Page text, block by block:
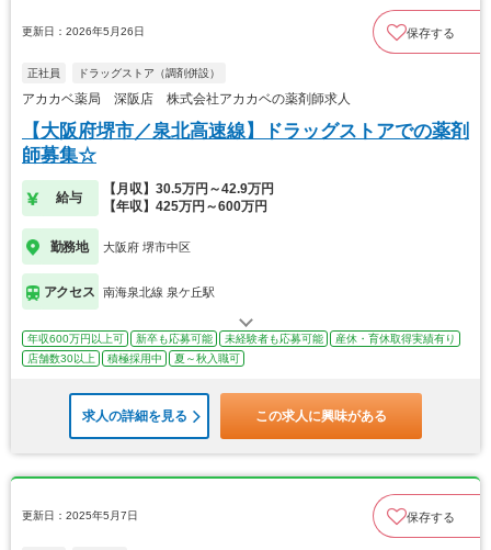
更新日：2026年5月26日 保存する
正社員 ドラッグストア（調剤併設）
アカカベ薬局 深阪店 株式会社アカカベの薬剤師求人
【大阪府堺市／泉北高速線】ドラッグストアでの薬剤
師募集☆
給与
【月収】30.5万円～42.9万円
【年収】425万円～600万円
勤務地 大阪府 堺市中区
アクセス 南海泉北線 泉ケ丘駅
年収600万円以上可 新卒も応募可能 未経験者も応募可能
産休・育休取得実績有り
店舗数30以上
積極採用中 夏～秋入職可
求人の詳細を見る この求人に興味がある
更新日：2025年5月7日 保存する